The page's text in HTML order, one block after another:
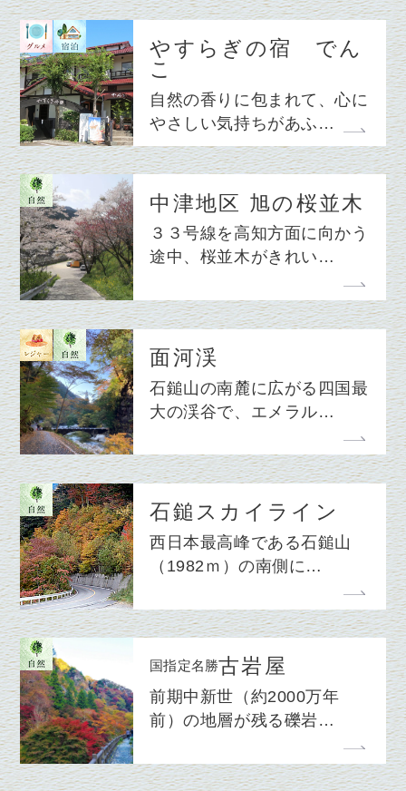
やすらぎの宿 でん
こ
自然の香りに包まれて、心に
やさしい気持ちがあふ…
中津地区 旭の桜並木
３３号線を高知方面に向かう
途中、桜並木がきれい…
面河渓
石鎚山の南麓に広がる四国最
大の渓谷で、エメラル…
石鎚スカイライン
西日本最高峰である石鎚山
（1982ｍ）の南側に…
国指定名勝古岩屋
前期中新世（約2000万年
前）の地層が残る礫岩…